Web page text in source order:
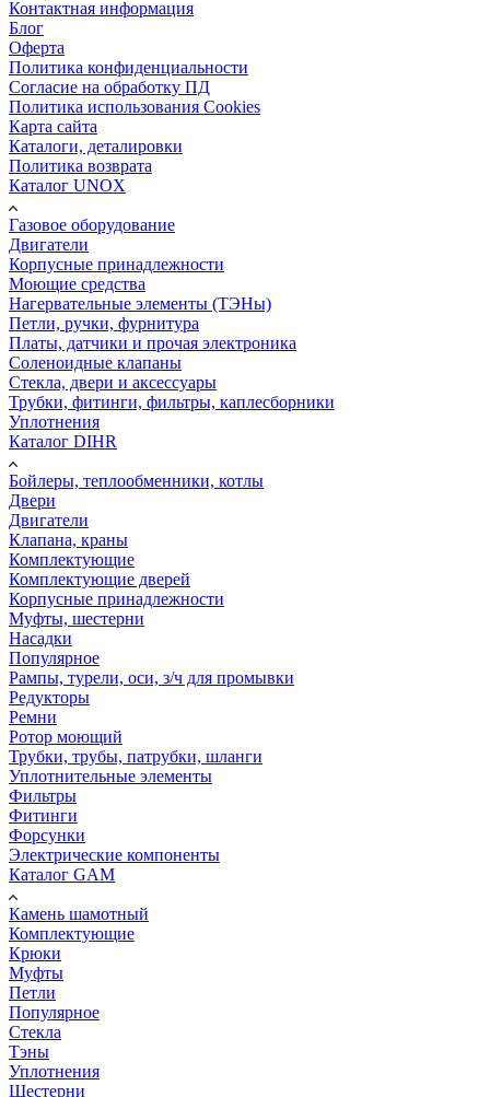
Контактная информация
Блог
Оферта
Политика конфиденциальности
Согласие на обработку ПД
Политика использования Cookies
Карта сайта
Каталоги, деталировки
Политика возврата
Каталог UNOX
Газовое оборудование
Двигатели
Корпусные принадлежности
Моющие средства
Нагервательные элементы (ТЭНы)
Петли, ручки, фурнитура
Платы, датчики и прочая электроника
Соленоидные клапаны
Стекла, двери и аксессуары
Трубки, фитинги, фильтры, каплесборники
Уплотнения
Каталог DIHR
Бойлеры, теплообменники, котлы
Двери
Двигатели
Клапана, краны
Комплектующие
Комплектующие дверей
Корпусные принадлежности
Муфты, шестерни
Насадки
Популярное
Рампы, турели, оси, з/ч для промывки
Редукторы
Ремни
Ротор моющий
Трубки, трубы, патрубки, шланги
Уплотнительные элементы
Фильтры
Фитинги
Форсунки
Электрические компоненты
Каталог GAM
Камень шамотный
Комплектующие
Крюки
Муфты
Петли
Популярное
Стекла
Тэны
Уплотнения
Шестерни